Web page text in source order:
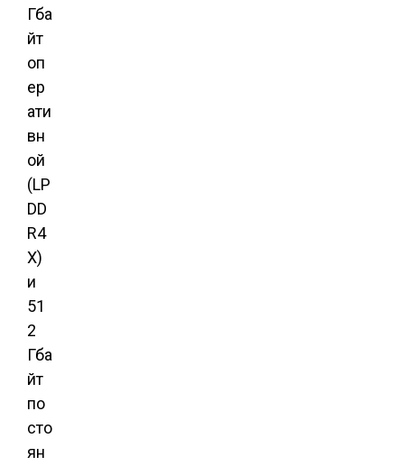
Гба
йт
оп
ер
ати
вн
ой
(LP
DD
R4
X)
и
51
2
Гба
йт
по
сто
ян